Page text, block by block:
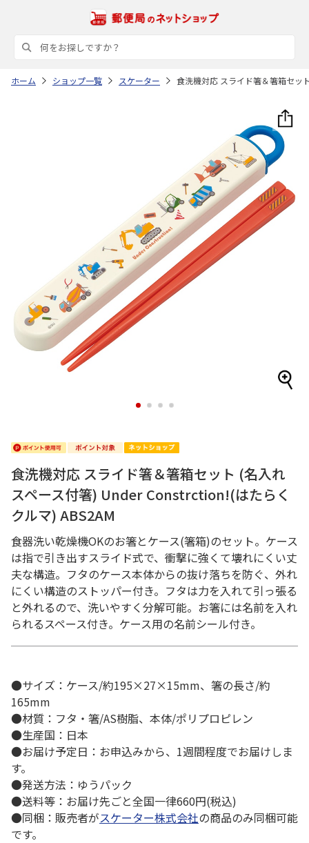
ホーム ショップ一覧 スケーター 食洗機対応 スライド箸＆箸箱セッ
1 2 3 4
食洗機対応 スライド箸＆箸箱セット (名入れ
スペース付箸) Under Constrction!(はたらく
クルマ) ABS2AM
食器洗い乾燥機OKのお箸とケース(箸箱)のセット。ケース
は指で引き出すスライド式で、衝撃に強くて壊れにくい丈
夫な構造。フタのケース本体からの抜け落ちを防ぐ、外れ
にくい構造のストッパー付き。フタは力を入れて引っ張る
と外れるので、洗いやすく分解可能。お箸には名前を入れ
られるスペース付き。ケース用の名前シール付き。
●サイズ：ケース/約195×27×15mm、箸の長さ/約
165mm
●材質：フタ・箸/AS樹脂、本体/ポリプロピレン
●生産国：日本
●お届け予定日：お申込みから、1週間程度でお届けしま
す。
●発送方法：ゆうパック
●送料等：お届け先ごと全国一律660円(税込)
●同梱：販売者がスケーター株式会社の商品のみ同梱可能
です。